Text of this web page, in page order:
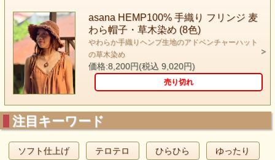
asana HEMP100% 手織り フリンジ 麦
わら帽子・草木染め (8色)
やわらか手織りヘンプ生地のアドベンチャーハット
の草木染め
価格:8,200円(税込 9,020円)
売り切れ
注目キーワード
ソフト仕上げ テロテロ ひらひら ゆったり